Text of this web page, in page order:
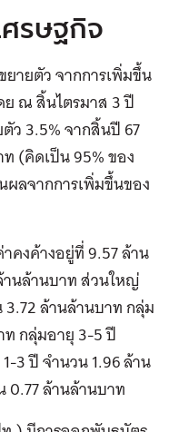
ศรษฐกิจ
ยายตัวจากการเพิ่มขึ้น
ณ สิ้นไตรมาส 3 ปี
ว 3.5% จากสิ้นปี 67
(คิดเป็น 95% ของ
ผลจากการเพิ่มขึ้นของ
คงค้างอยู่ที่ 9.57 ล้าน
นล้านบาท ส่วนใหญ่
3.72 ล้านล้านบาท กลุ่ม
ท กลุ่มอายุ 3-5 ปี
3 ปี จำนวน 1.96 ล้าน
0.77 ล้านล้านบาท